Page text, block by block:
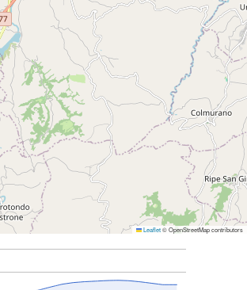
Leaflet© OpenStreetMap contributors